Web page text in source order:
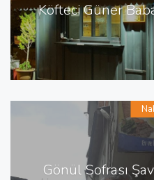
Köfteci Güner
Gönül Sofrası